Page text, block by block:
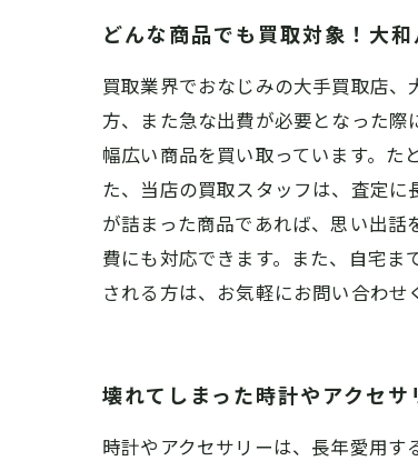
どんな商品でも買取対象！大
買取業界でおなじみの大手買取店
方、また急な出費が必要となった際
幅広い商品を買い取っています。た
た、当店の買取スタッフは、査定
が詰まった商品であれば、思い出
費にも対応できます。また、自宅
される方は、お気軽にお問い合わせ
壊れてしまった時計やアクセ
時計やアクセサリーは、長年愛用